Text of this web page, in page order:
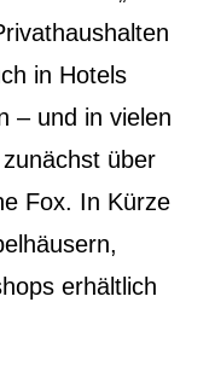
in Hotels
– und in vielen
über
Fox. In Kürze
erhältlich